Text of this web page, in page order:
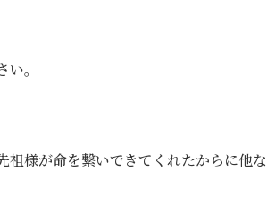
。
様が命を繋いできてくれたからに他な